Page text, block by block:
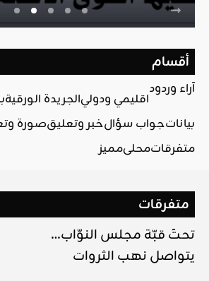
أقسام
آراء وردود
اقليمي ودوليالجريدة الورقية
بياناتجواب سؤالخبر وتعليقصورة
متفرقاتمحليمميز
متفرقات
تحتَ قبّة مجلس النوّاب…
يتواصل نهب الثروات